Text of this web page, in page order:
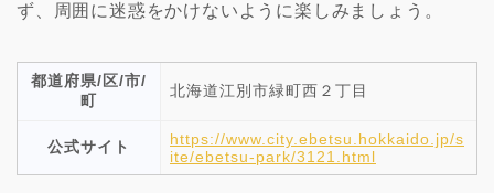
ず、周囲に迷惑をかけないように楽しみましょう。
都道府県/区/市/
町
北海道江別市緑町西２丁目
公式サイト
https://www.city.ebetsu.hokkaido.jp/s
ite/ebetsu-park/3121.html